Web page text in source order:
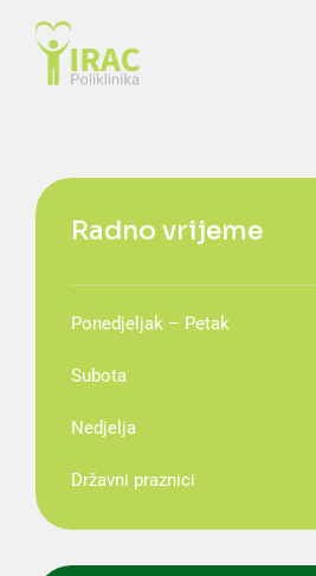
Radno vrijeme
Ponedjeljak – Petak
Subota
Nedjelja
Državni praznici